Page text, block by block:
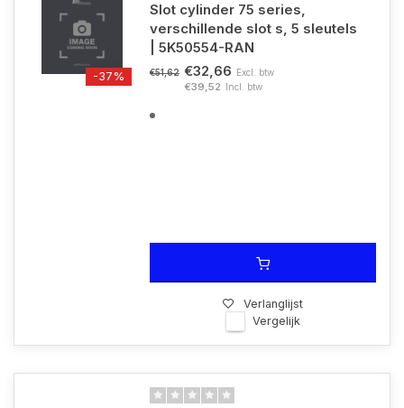
-37%
Slot cylinder 75 series,
verschillende slot s, 5 sleutels
| 5K50554-RAN
€51,62 €32,66 Excl. btw
€39,52 Incl. btw
Verlanglijst
Vergelijk